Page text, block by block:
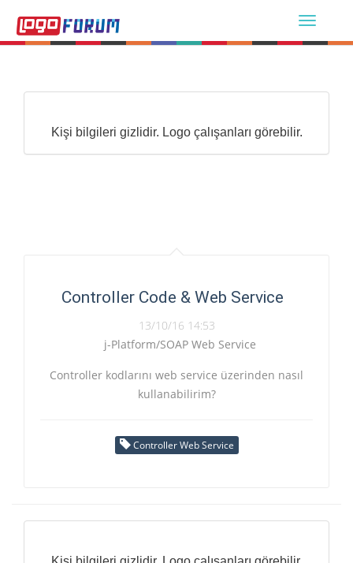
Kişi bilgileri gizlidir. Logo çalışanları görebilir.
Controller Code & Web Service
13/10/16 14:53
j-Platform/SOAP Web Service
Controller kodlarını web service üzerinden nasıl
kullanabilirim?
Controller Web Service